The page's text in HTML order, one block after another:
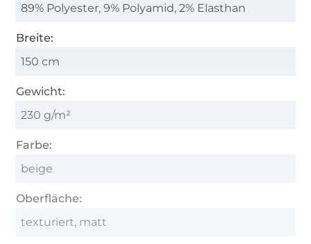
89% Polyester, 9% Polyamid, 2% Elasthan
Breite:
150 cm
Gewicht:
230 g/m²
Farbe:
beige
Oberfläche:
texturiert, matt